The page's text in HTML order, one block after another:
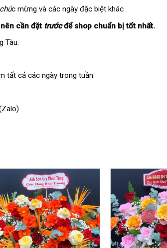
chúc mừng và các ngày đặc biệt khác
cần đặt trướcđể shop chuẩn bị tốt nhất.
Tàu.
tất cả các ngày trong tuần.